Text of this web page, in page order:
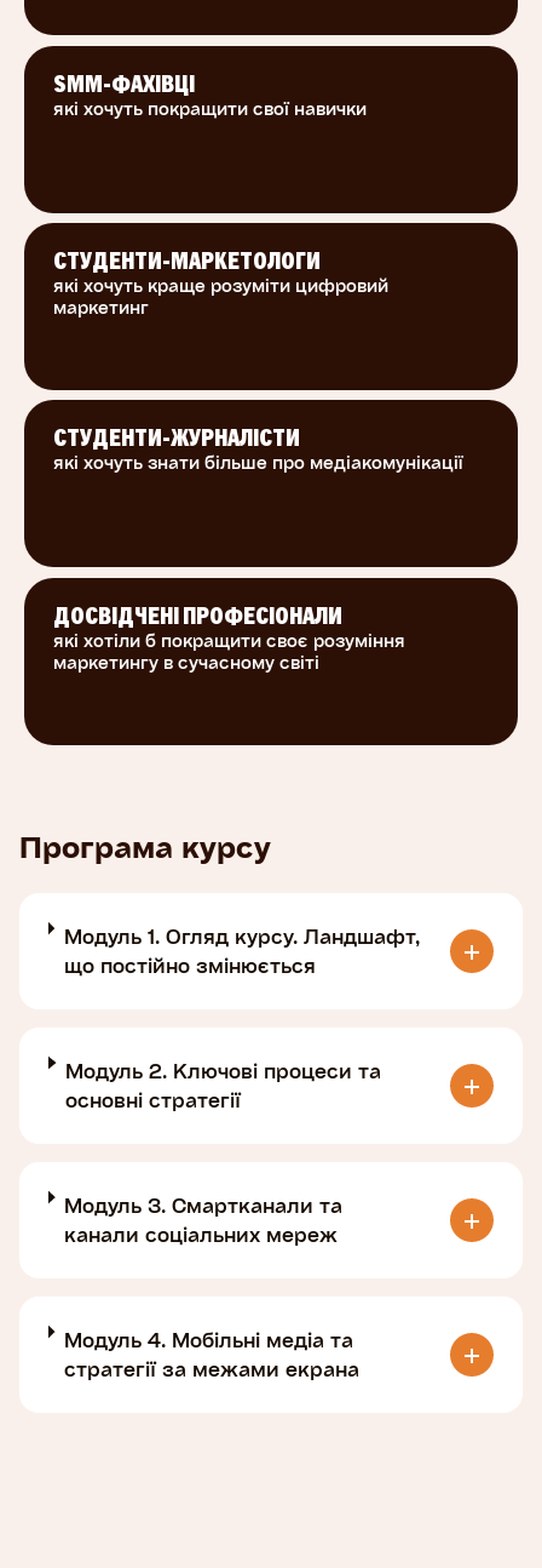
SMM-ФАХІВЦІ
які хочуть покращити свої навички
СТУДЕНТИ-МАРКЕТОЛОГИ
які хочуть краще розуміти цифровий
маркетинг
СТУДЕНТИ-ЖУРНАЛІСТИ
які хочуть знати більше про медіакомунікації
ДОСВІДЧЕНІ ПРОФЕСІОНАЛИ
які хотіли б покращити своє розуміння
маркетингу в сучасному світі
Програма курсу
Модуль 1. Огляд курсу. Ландшафт,
що постійно змінюється
Модуль 2. Ключові процеси та
основні стратегії
Модуль 3. Смартканали та
канали соціальних мереж
Модуль 4. Мобільні медіа та
стратегії за межами екрана